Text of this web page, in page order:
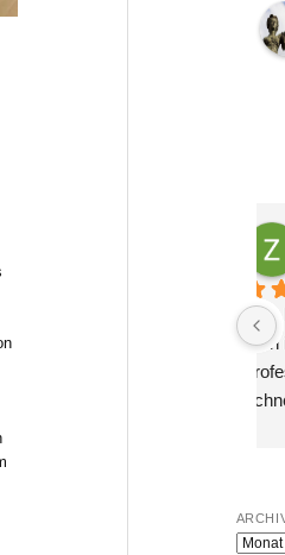
Dr. Metzner ist das, was
in einem Anwalt sucht:
sachlich und
Archiv